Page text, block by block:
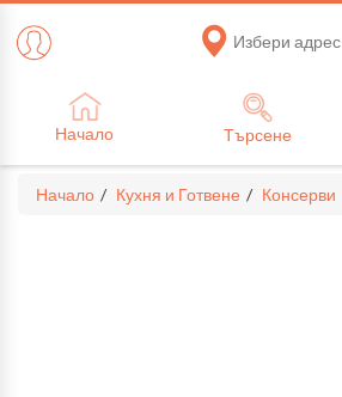
Избери адрес
Начало Търсене
Начало Кухня и Готвене Консерви